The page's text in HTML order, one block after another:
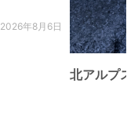
2026年8月6日
北アルプ